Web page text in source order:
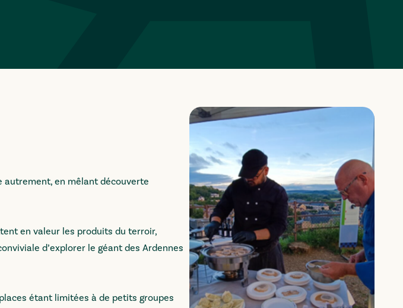
autrement, en mêlant découverte
en valeur les produits du terroir,
d’explorer le géant des Ardennes
étant limitées à de petits groupes